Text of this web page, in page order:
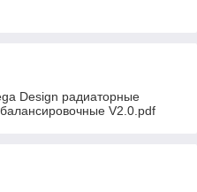
Design радиаторные
V2.0.pdf